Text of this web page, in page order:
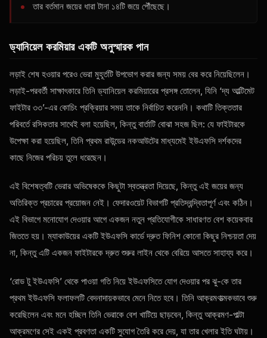
তার বর্তমান জয়ের ধারা টানা ১৪টি জয়ে পৌঁছেছে।
ড্যানিয়েল করমিয়ার একটি অনুস্মারক পান
লড়াই শেষ হওয়ার পরেও ভেরা মুহূর্তটি উপভোগ করার জন্য সময় বের করে নিয়েছিলেন।
লড়াই-পরবর্তী সাক্ষাৎকারে তিনি ড্যানিয়েল করমিয়ারের প্রসঙ্গ তোলেন, যিনি ‘দ্য আল্টিমেট
ফাইটার ৩৩’-এর কোচিং প্রক্রিয়ার সময় তাকে নির্বাচিত করেননি। কথাটি তিক্ততার
পরিবর্তে রসিকতার সাথেই বলা হয়েছিল, কিন্তু বার্তাটি বোঝা সহজ ছিল: যে ফাইটারকে
উপেক্ষা করা হয়েছিল, তিনি প্রথম রাউন্ডের নকআউটের মাধ্যমেই ইউএফসি দর্শকদের
কাছে নিজের পরিচয় তুলে ধরেছেন।
এই বিশেষত্বটি ভেরার অভিষেককে কিছুটা স্বতন্ত্রতা দিয়েছে, কিন্তু এই জয়ের জন্য
অতিরিক্ত প্রচারের প্রয়োজন নেই। ফেদারওয়েট বিভাগটি প্রতিদ্বন্দ্বিতাপূর্ণ এবং কঠিন।
এই বিভাগে মনোযোগ দেওয়ার আগে একজন নতুন প্রতিযোগীকে সাধারণত বেশ কয়েকবার
জিততে হয়। ম্যাকাউয়ের একটি ইউএফসি কার্ডে দ্রুত ফিনিশ কোনো কিছুর নিশ্চয়তা দেয়
না, কিন্তু এটি একজন ফাইটারকে দ্রুত শুরুর লাইন থেকে বেরিয়ে আসতে সাহায্য করে।
‘রোড টু ইউএফসি’ থেকে পাওয়া গতি নিয়ে ইউএফসিতে যোগ দেওয়ার পর ঝু-কে তার
প্রথম ইউএফসি ফলাফলটি বেদনাদায়কভাবে মেনে নিতে হবে। তিনি আক্রমণাত্মকভাবে শুরু
করেছিলেন এবং মনে হচ্ছিল তিনি ভেরাকে বেশ খাটিয়ে ছাড়বেন, কিন্তু আক্রমণ-পাল্টা
আক্রমণের সেই একই প্রবণতা একটি সুযোগ তৈরি করে দেয়, যা তার খেলার ইতি ঘটায়।